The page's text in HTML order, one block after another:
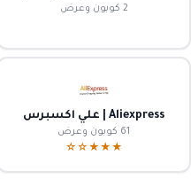
2 كوبون وعرض
Aliexpress | علي اكسبرس
61 كوبون وعرض
★★★☆☆